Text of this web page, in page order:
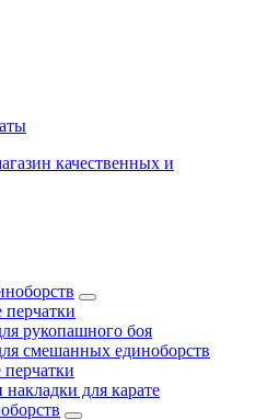
перчатки
рукопашного боя
смешанных единоборств
для карате